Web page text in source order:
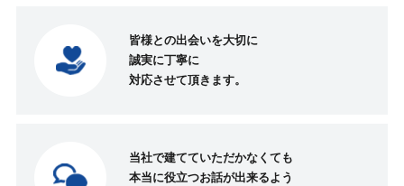
皆様との出会いを大切に
誠実に丁寧に
対応させて頂きます。
当社で建てていただかなくても
本当に役立つお話が出来るよう